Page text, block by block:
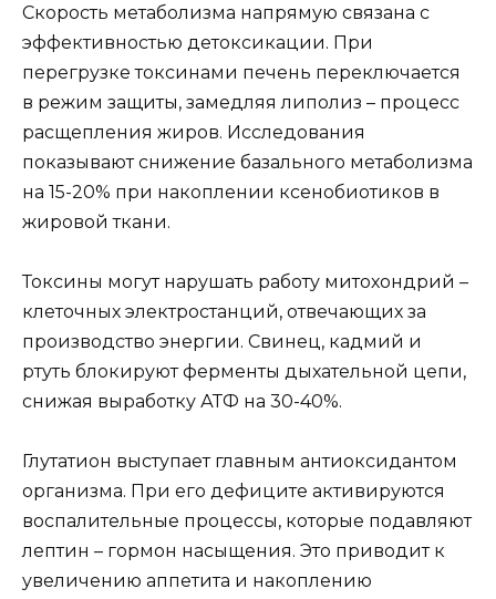
Скорость метаболизма напрямую связана с
эффективностью детоксикации. При
перегрузке токсинами печень переключается
в режим защиты, замедляя липолиз – процесс
расщепления жиров. Исследования
показывают снижение базального метаболизма
на 15-20% при накоплении ксенобиотиков в
жировой ткани.
Токсины могут нарушать работу митохондрий –
клеточных электростанций, отвечающих за
производство энергии. Свинец, кадмий и
ртуть блокируют ферменты дыхательной цепи,
снижая выработку АТФ на 30-40%.
Глутатион выступает главным антиоксидантом
организма. При его дефиците активируются
воспалительные процессы, которые подавляют
лептин – гормон насыщения. Это приводит к
увеличению аппетита и накоплению